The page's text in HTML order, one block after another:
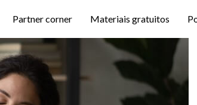
Partner corner Materiais gratuitos